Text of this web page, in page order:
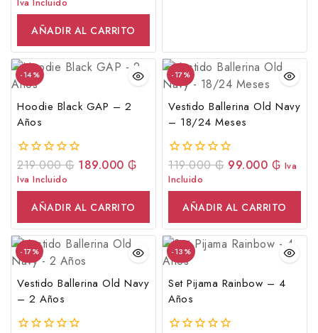
de
Iva Incluido
AÑADIR AL CARRITO
-14%
Hoodie Black GAP – 2
Años
0
fuera
de
219.000₲ 189.000 ₲
Iva Incluido
AÑADIR AL CARRITO
-17%
Vestido Ballerina Old Navy
– 18/24 Meses
0
fuera
de
119.000₲ 99.000 ₲ Iva
Incluido
AÑADIR AL CARRITO
-17%
Vestido Ballerina Old Navy
– 2 Años
-13%
Set Pijama Rainbow – 4
Años